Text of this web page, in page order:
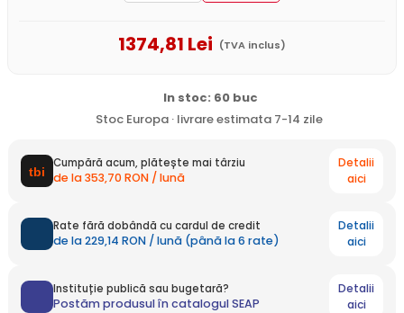
1374,81 Lei (TVA inclus)
In stoc: 60 buc
Stoc Europa · livrare estimata 7-14 zile
Cumpără acum, plătește mai târziu
de la 353,70 RON / lună
Detalii
aici
Rate fără dobândă cu cardul de credit
de la 229,14 RON / lună (până la 6 rate)
Detalii
aici
Instituție publică sau bugetară?
Postăm produsul în catalogul SEAP
Detalii
aici